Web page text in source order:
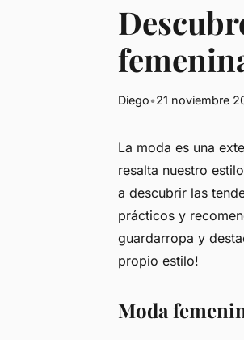
Diego•21 noviembre
La moda es una
resalta nuestro
a descubrir las
prácticos y
guardarropa y
propio estilo!
Moda